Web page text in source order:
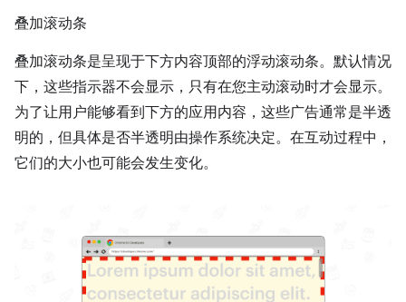
叠加滚动条
叠加滚动条是呈现于下方内容顶部的浮动滚动条。默认情况
下，这些指示器不会显示，只有在您主动滚动时才会显示。
为了让用户能够看到下方的应用内容，这些广告通常是半透
明的，但具体是否半透明由操作系统决定。在互动过程中，
它们的大小也可能会发生变化。